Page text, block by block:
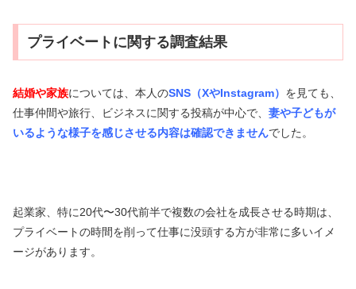
プライベートに関する調査結果
結婚や家族については、本人のSNS（XやInstagram） を見ても、
仕事仲間や旅行、ビジネスに関する投稿が中心で、 妻や子どもが
いるような様子を感じさせる内容は確認できませんでした。
起業家、特に20代〜30代前半で複数の会社を成長させる時期は、
プライベートの時間を削って仕事に没頭する方が非常に多いイメ
ージがあります。